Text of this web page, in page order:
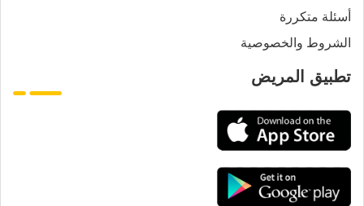
أسئلة متكررة
الشروط والخصوصية
تطبيق المريض